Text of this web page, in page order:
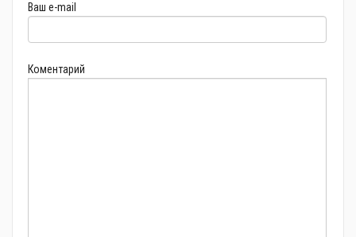
Ваш e-mail
Коментарий